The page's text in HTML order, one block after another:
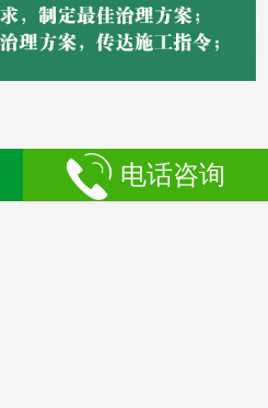
电话咨询